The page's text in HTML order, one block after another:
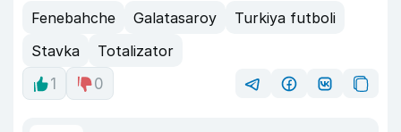
Fenebahche Galatasaroy
Turkiya futboli
Stavka
Totalizator
1
0